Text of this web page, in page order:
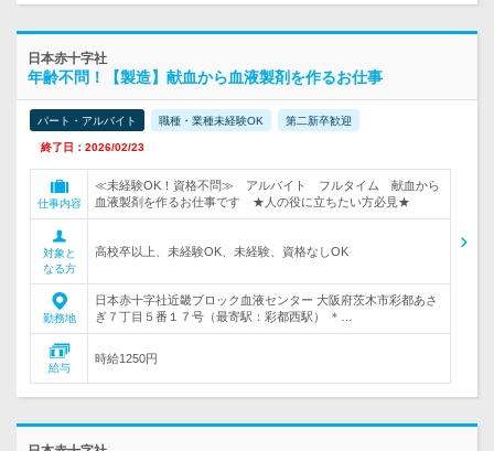
日本赤十字社
年齢不問！【製造】献血から血液製剤を作るお仕事
パート・アルバイト 職種・業種未経験OK 第二新卒歓迎
終了日：2026/02/23
仕事内容
≪未経験OK！資格不問≫ アルバイト フルタイム 献血から
血液製剤を作るお仕事です ★人の役に立ちたい方必見★
対象と
なる方
高校卒以上、未経験OK、未経験、資格なしOK
勤務地
日本赤十字社近畿ブロック血液センター 大阪府茨木市彩都あさ
ぎ７丁目５番１７号（最寄駅：彩都西駅） ＊…
給与
時給1250円